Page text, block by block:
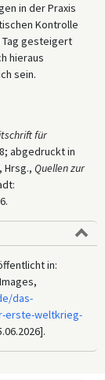
in der Praxis
Kontrolle
Tag gesteigert
hieraus
sein.
für
abgedruckt in
Hrsg., Quellen zur
in:
das-
erste-weltkrieg-